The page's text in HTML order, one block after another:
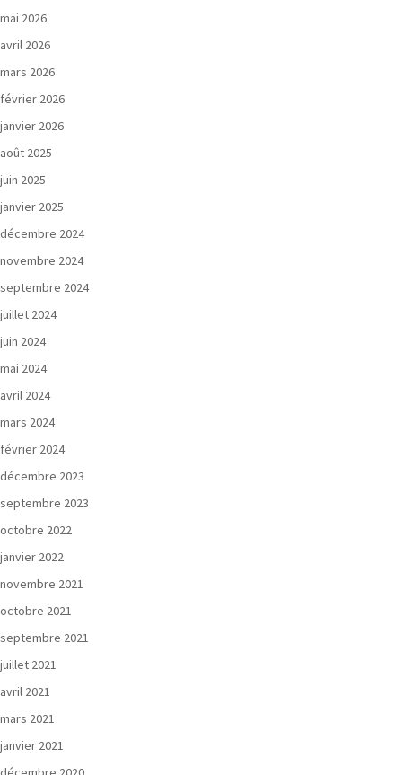
mai 2026
avril 2026
mars 2026
février 2026
janvier 2026
août 2025
juin 2025
janvier 2025
décembre 2024
novembre 2024
septembre 2024
juillet 2024
juin 2024
mai 2024
avril 2024
mars 2024
février 2024
décembre 2023
septembre 2023
octobre 2022
janvier 2022
novembre 2021
octobre 2021
septembre 2021
juillet 2021
avril 2021
mars 2021
janvier 2021